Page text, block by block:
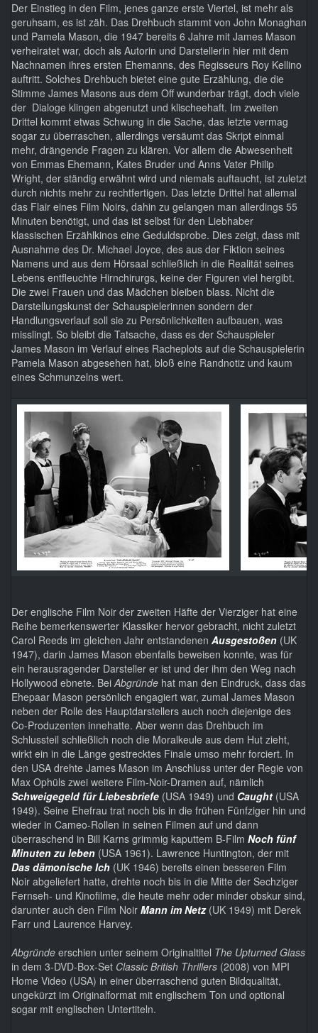
Der Einstieg in den Film, jenes ganze erste Viertel, ist mehr als
geruhsam, es ist zäh. Das Drehbuch stammt von John Monaghan
und Pamela Mason, die 1947 bereits 6 Jahre mit James Mason
verheiratet war, doch als Autorin und Darstellerin hier mit dem
Nachnamen ihres ersten Ehemanns, des Regisseurs Roy Kellino
auftritt. Solches Drehbuch bietet eine gute Erzählung, die die
Stimme James Masons aus dem Off wunderbar trägt, doch viele
der Dialoge klingen abgenutzt und klischeehaft. Im zweiten
Drittel kommt etwas Schwung in die Sache, das letzte vermag
sogar zu überraschen, allerdings versäumt das Skript einmal
mehr, drängende Fragen zu klären. Vor allem die Abwesenheit
von Emmas Ehemann, Kates Bruder und Anns Vater Philip
Wright, der ständig erwähnt wird und niemals auftaucht, ist zuletzt
durch nichts mehr zu rechtfertigen. Das letzte Drittel hat allemal
das Flair eines Film Noirs, dahin zu gelangen man allerdings 55
Minuten benötigt, und das ist selbst für den Liebhaber
klassischen Erzählkinos eine Geduldsprobe. Dies zeigt, dass mit
Ausnahme des Dr. Michael Joyce, des aus der Fiktion seines
Namens und aus dem Hörsaal schließlich in die Realität seines
Lebens entfleuchte Hirnchirurgs, keine der Figuren viel hergibt.
Die zwei Frauen und das Mädchen bleiben blass. Nicht die
Darstellungskunst der Schauspielerinnen sondern der
Handlungsverlauf soll sie zu Persönlichkeiten aufbauen, was
misslingt. So bleibt die Tatsache, dass es der Schauspieler
James Mason im Verlauf eines Racheplots auf die Schauspielerin
Pamela Mason abgesehen hat, bloß eine Randnotiz und kaum
eines Schmunzelns wert.
Der englische Film Noir der zweiten Häfte der Vierziger hat eine
Reihe bemerkenswerter Klassiker hervor gebracht, nicht zuletzt
Carol Reeds im gleichen Jahr entstandenen Ausgestoßen (UK
1947), darin James Mason ebenfalls beweisen konnte, was für
ein herausragender Darsteller er ist und der ihm den Weg nach
Hollywood ebnete. BeiAbgründe hat man den Eindruck, dass das
Ehepaar Mason persönlich engagiert war, zumal James Mason
neben der Rolle des Hauptdarstellers auch noch diejenige des
Co-Produzenten innehatte. Aber wenn das Drehbuch im
Schlussteil schließlich noch die Moralkeule aus dem Hut zieht,
wirkt ein in die Länge gestrecktes Finale umso mehr forciert. In
den USA drehte James Mason im Anschluss unter der Regie von
Max Ophüls zwei weitere Film-Noir-Dramen auf, nämlich
Schweigegeld für Liebesbriefe (USA 1949) und Caught (USA
1949). Seine Ehefrau trat noch bis in die frühen Fünfziger hin und
wieder in Cameo-Rollen in seinen Filmen auf und dann
überraschend in Bill Karns grimmig kaputtem B-Film Noch fünf
Minuten zu leben (USA 1961). Lawrence Huntington, der mit
Das dämonische Ich (UK 1946) bereits einen besseren Film
Noir abgeliefert hatte, drehte noch bis in die Mitte der Sechziger
Fernseh- und Kinofilme, die heute mehr oder minder obskur sind,
darunter auch den Film Noir Mann im Netz(UK 1949) mit Derek
Farr und Laurence Harvey.
Abgründe erschien unter seinem Originaltitel The Upturned Glass
in dem 3-DVD-Box-Set Classic British Thrillers (2008) von MPI
Home Video (USA) in einer überraschend guten Bildqualität,
ungekürzt im Originalformat mit englischem Ton und optional
sogar mit englischen Untertiteln.